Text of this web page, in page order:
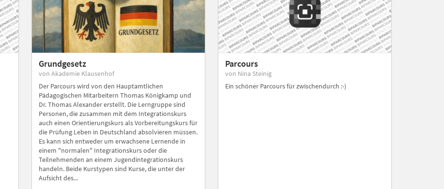
Grundgesetz
von Akademie Klausenhof
Der Parcours wird von den Hauptamtlichen
Pädagogischen Mitarbeitern Thomas Königkamp und
Dr. Thomas Alexander erstellt. Die Lerngruppe sind
Personen, die zusammen mit dem Integrationskurs
auch einen Orientierungskurs als Vorbereitungskurs für
die Prüfung Leben in Deutschland absolvieren müssen.
Es kann sich entweder um erwachsene Lernende in
einem "normalen" Integrationskurs oder die
Teilnehmenden an einem Jugendintegrationskurs
handeln. Beide Kurstypen sind Kurse, die unter der
Aufsicht des...
Parcours
von Nina Steinig
Ein schöner Parcours für zwischendurch :-)